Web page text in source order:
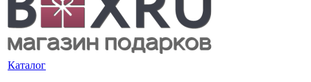
Каталог